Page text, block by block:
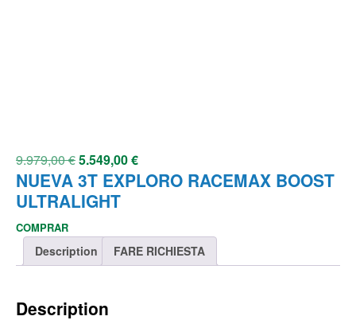
9.979,00€5.549,00€
NUEVA 3T EXPLORO RACEMAX BOOST
ULTRALIGHT
COMPRAR
Description FARE RICHIESTA
Description